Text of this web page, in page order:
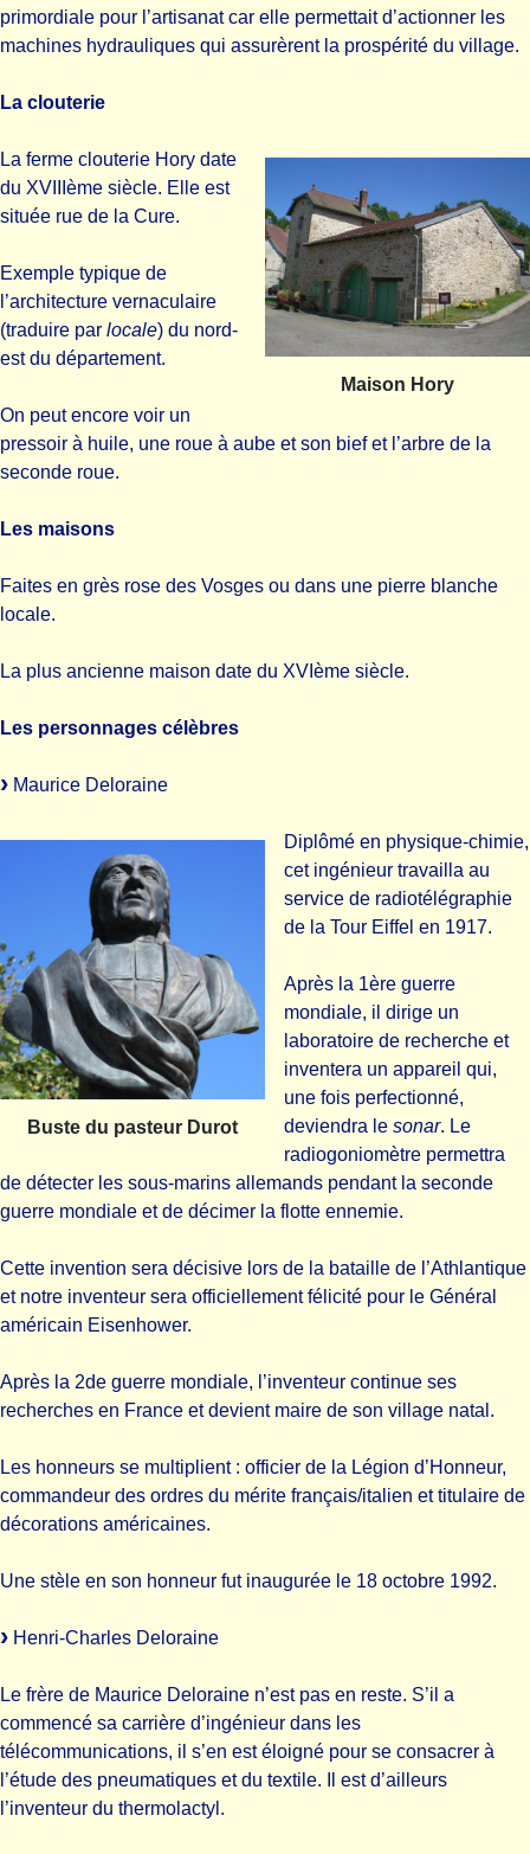
primordiale pour l’artisanat car elle permettait d’actionner les
machines hydrauliques qui assurèrent la prospérité du village.
La clouterie
Maison Hory
La ferme clouterie Hory date
du XVIIIème siècle. Elle est
située rue de la Cure.
Exemple typique de
l’architecture vernaculaire
(traduire par locale) du nord-
est du département.
On peut encore voir un
pressoir à huile, une roue à aube et son bief et l’arbre de la
seconde roue.
Les maisons
Faites en grès rose des Vosges ou dans une pierre blanche
locale.
La plus ancienne maison date du XVIème siècle.
Les personnages célèbres
Maurice Deloraine
Buste du pasteur Durot
Diplômé en physique-chimie,
cet ingénieur travailla au
service de radiotélégraphie
de la Tour Eiffel en 1917.
Après la 1ère guerre
mondiale, il dirige un
laboratoire de recherche et
inventera un appareil qui,
une fois perfectionné,
deviendra le sonar. Le
radiogoniomètre permettra
de détecter les sous-marins allemands pendant la seconde
guerre mondiale et de décimer la flotte ennemie.
Cette invention sera décisive lors de la bataille de l’Athlantique
et notre inventeur sera officiellement félicité pour le Général
américain Eisenhower.
Après la 2de guerre mondiale, l’inventeur continue ses
recherches en France et devient maire de son village natal.
Les honneurs se multiplient : officier de la Légion d’Honneur,
commandeur des ordres du mérite français/italien et titulaire de
décorations américaines.
Une stèle en son honneur fut inaugurée le 18 octobre 1992.
Henri-Charles Deloraine
Le frère de Maurice Deloraine n’est pas en reste. S’il a
commencé sa carrière d’ingénieur dans les
télécommunications, il s’en est éloigné pour se consacrer à
l’étude des pneumatiques et du textile. Il est d’ailleurs
l’inventeur du thermolactyl.